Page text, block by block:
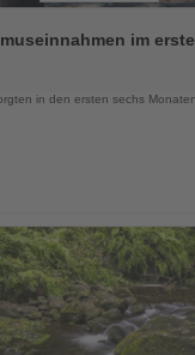
im
in den ersten sechs